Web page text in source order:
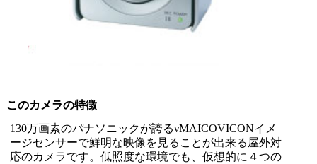
このカメラの特徴
130万画素のパナソニックが誇るνMAICOVICONイメ
ージセンサーで鮮明な映像を見ることが出来る屋外対
応のカメラです。低照度な環境でも、仮想的に４つの